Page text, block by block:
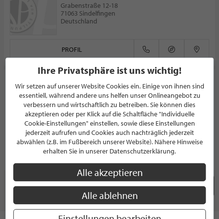
Grabenstraße 12-18
71063 Sindelfingen
Deutschland
PROFIL
Schneider - Ihr Designmöbelhaus
EINRICHTUNGSHAUS
Porschestraße 6
70736 Fellbach
Deutschland
PROFIL
Seite 1 / 2
Ihre Privatsphäre ist uns wichtig!
Wir setzen auf unserer Website Cookies ein. Einige von ihnen sind
essentiell, während andere uns helfen unser Onlineangebot zu
verbessern und wirtschaftlich zu betreiben. Sie können dies
akzeptieren oder per Klick auf die Schaltfläche "Individuelle
Cookie-Einstellungen" einstellen, sowie diese Einstellungen
jederzeit aufrufen und Cookies auch nachträglich jederzeit
abwählen (z.B. im Fußbereich unserer Website). Nähere Hinweise
erhalten Sie in unserer Datenschutzerklärung.
Alle akzeptieren
Alle ablehnen